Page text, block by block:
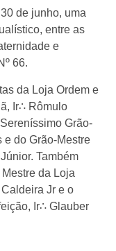
de junho, uma
entre as
e
66.
da Loja Ordem e
Ir∴ Rômulo
Grão-
e do Grão-Mestre
Também
da Loja
Jr e o
Ir∴ Glauber